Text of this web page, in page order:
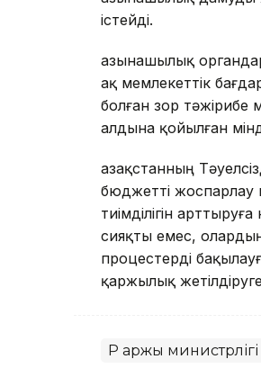
істейді.
Қазынашылық
ақ мемлекеттік
болған зор
алдына қойылған
Қазақстанның
бюджетті жоспарлау
тиімділігін
сияқты емес,
процестерді
қаржылық
ҚР Қаржы министрлігі